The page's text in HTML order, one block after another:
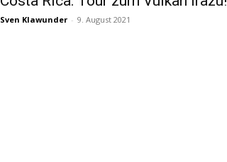
Sven Klawunder - 9. August 2021